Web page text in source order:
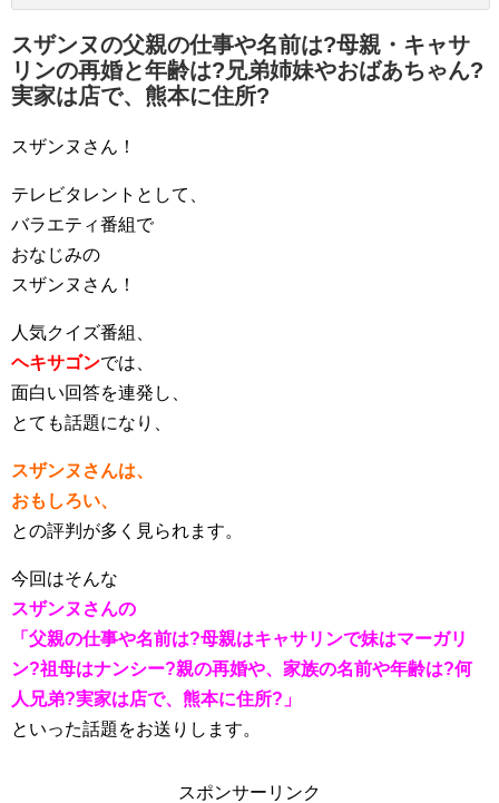
スザンヌの父親の仕事や名前は?母親・キャサ
リンの再婚と年齢は?兄弟姉妹やおばあちゃん?
実家は店で、熊本に住所?
スザンヌさん！
テレビタレントとして、
バラエティ番組で
おなじみの
スザンヌさん！
人気クイズ番組、
ヘキサゴンでは、
面白い回答を連発し、
とても話題になり、
スザンヌさんは、
おもしろい、
との評判が多く見られます。
今回はそんな
スザンヌさんの
「父親の仕事や名前は?母親はキャサリンで妹はマーガリ
ン?祖母はナンシー?親の再婚や、家族の名前や年齢は?何
人兄弟?実家は店で、熊本に住所?」
といった話題をお送りします。
スポンサーリンク